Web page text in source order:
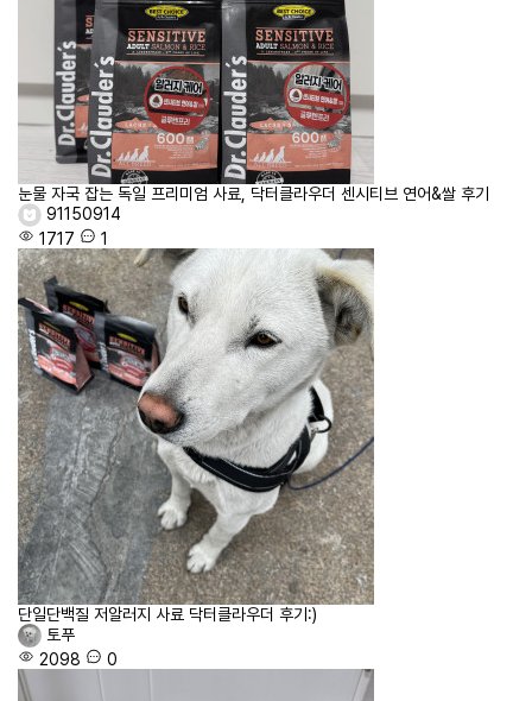
눈물 자국 잡는 독일 프리미엄 사료, 닥터클라우더 센시티브 연어&쌀 후기
91150914
1717
1
단일단백질 저알러지 사료 닥터클라우더 후기:)
토푸
2098
0